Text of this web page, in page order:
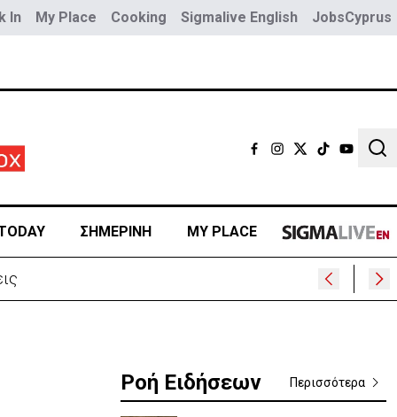
In My Place Cooking Sigmalive English JobsCyprus
ΣΗΜΕΡΙΝΗ MY PLACE
Ροή Ειδήσεων Περισσότερα